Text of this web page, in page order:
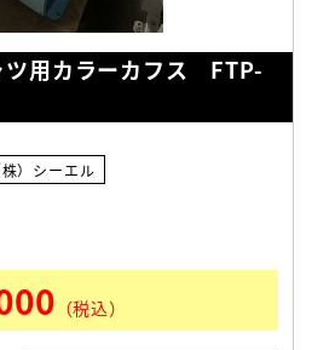
用カラーカフス FTP-
株）シーエル
（税込）